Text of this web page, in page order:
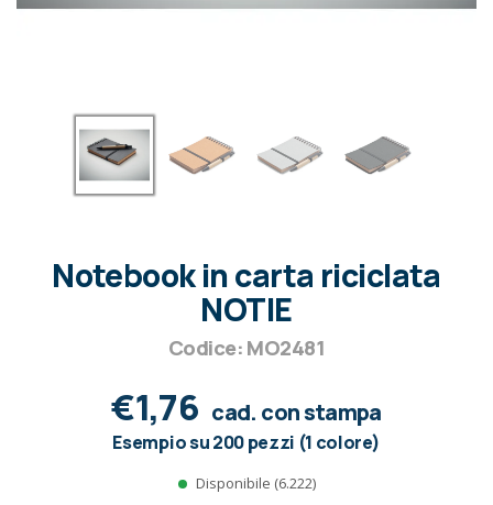
Notebook in carta riciclata
NOTIE
Codice: MO2481
€1,76 cad. con stampa
Esempio su 200 pezzi (1 colore)
Disponibile (6.222)